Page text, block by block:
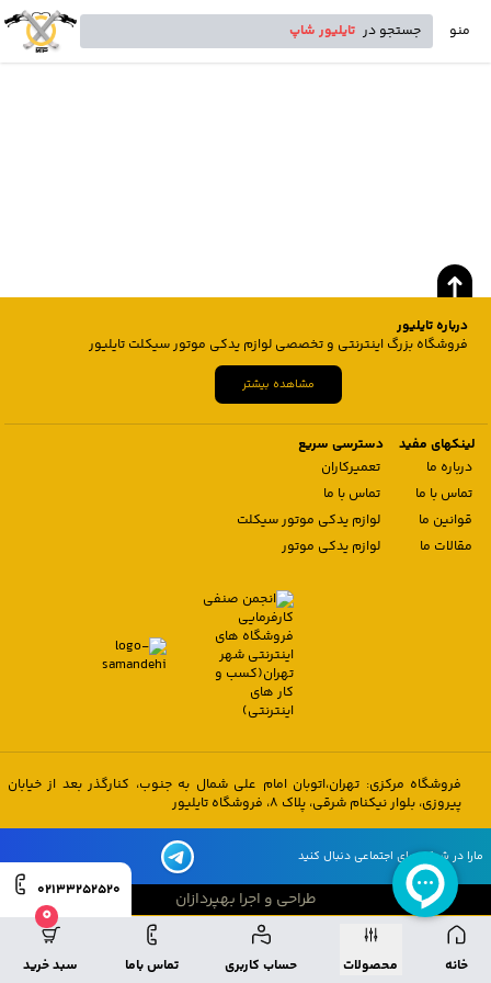
منو جستجو در تایلیور شاپ
خانه محصولات حساب کاربری تماس باما
0
سبد خرید
02133252520
درباره تایلیور
فروشگاه بزرگ اینترنتی و تخصصی لوازم یدکی موتور سیکلت تایلیور
مشاهده بیشتر
لینکهای مفید
درباره ما
تماس با ما
قوانین ما
مقالات ما
دسترسی سریع
تعمیرکاران
تماس با ما
لوازم یدکی موتور سیکلت
لوازم یدکی موتور
فروشگاه مرکزی: تهران،اتوبان امام علی شمال به جنوب، کنارگذر بعد از خیابان
پیروزی، بلوار نیکنام شرقی، پلاک 8، فروشگاه تایلیور
مارا در شبکه های اجتماعی دنبال کنید
طراحی و اجرا بهپردازان
طراحی و اجرا بهپردازان